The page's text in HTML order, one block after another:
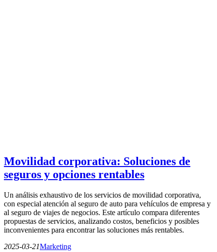
Movilidad corporativa: Soluciones de
seguros y opciones rentables
Un análisis exhaustivo de los servicios de movilidad corporativa,
con especial atención al seguro de auto para vehículos de empresa y
al seguro de viajes de negocios. Este artículo compara diferentes
propuestas de servicios, analizando costos, beneficios y posibles
inconvenientes para encontrar las soluciones más rentables.
2025-03-21Marketing